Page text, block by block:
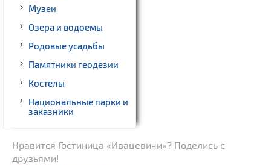
Музеи
Озера и водоемы
Родовые усадьбы
Памятники геодезии
Костелы
Национальные парки и
заказники
Нравится Гостиница «Ивацевичи»? Поделись с
друзьями!